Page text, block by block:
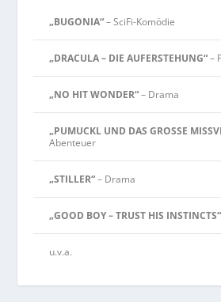
„BUGONIA“– SciFi-Komödie
„DRACULA – DIE AUFERSTEHUNG“–
„NO HIT WONDER“– Drama
„PUMUCKL UND DAS GROSSE
Abenteuer
„STILLER“– Drama
„GOOD BOY – TRUST HIS INSTINCTS“
u.v.a.